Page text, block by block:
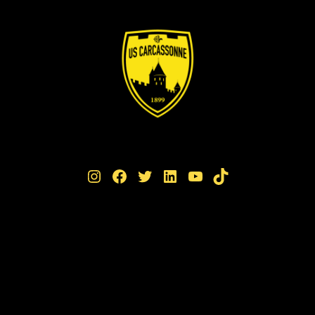
Instagram Facebook Twitter LinkedIn YouTube TikTok